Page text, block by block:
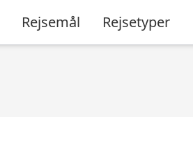
Rejsemål Rejsetyper